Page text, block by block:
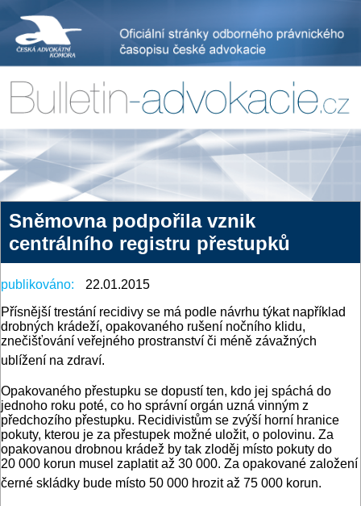
Sněmovna podpořila vznik
centrálního registru přestupků
publikováno:
22.01.2015
Přísnější trestání recidivy se má podle návrhu týkat například
drobných krádeží, opakovaného rušení nočního klidu,
znečišťování veřejného prostranství či méně závažných
ublížení na zdraví.
Opakovaného přestupku se dopustí ten, kdo jej spáchá do
jednoho roku poté, co ho správní orgán uzná vinným z
předchozího přestupku. Recidivistům se zvýší horní hranice
pokuty, kterou je za přestupek možné uložit, o polovinu. Za
opakovanou drobnou krádež by tak zloděj místo pokuty do
20 000 korun musel zaplatit až 30 000. Za opakované založení
černé skládky bude místo 50 000 hrozit až 75 000 korun.